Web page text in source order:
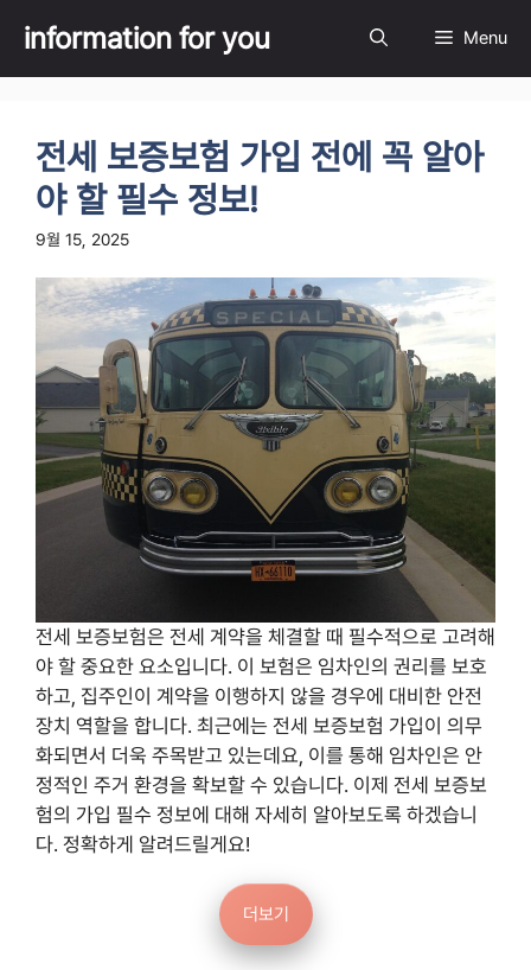
content
information for you Menu
전세 보증보험 가입 전에 꼭 알아
야 할 필수 정보!
9월 15, 2025
전세 보증보험은 전세 계약을 체결할 때 필수적으로 고려해
야 할 중요한 요소입니다. 이 보험은 임차인의 권리를 보호
하고, 집주인이 계약을 이행하지 않을 경우에 대비한 안전
장치 역할을 합니다. 최근에는 전세 보증보험 가입이 의무
화되면서 더욱 주목받고 있는데요, 이를 통해 임차인은 안
정적인 주거 환경을 확보할 수 있습니다. 이제 전세 보증보
험의 가입 필수 정보에 대해 자세히 알아보도록 하겠습니
다. 정확하게 알려드릴게요!
더보기